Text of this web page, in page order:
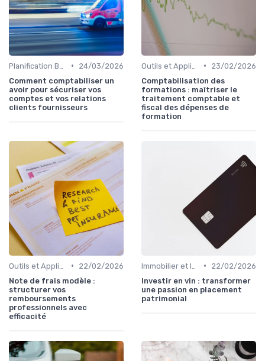
•
24/03/2026
Comment comptabiliser un
avoir pour sécuriser vos
comptes et vos relations
clients fournisseurs
•
23/02/2026
Comptabilisation des
formations : maîtriser le
traitement comptable et
fiscal des dépenses de
formation
•
22/02/2026
Note de frais modèle :
structurer vos
remboursements
professionnels avec
efficacité
•
22/02/2026
Investir en vin : transformer
une passion en placement
patrimonial